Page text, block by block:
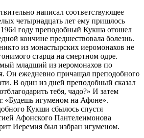
написал соответствующее
четырнадцать лет ему пришлось
году преподобный Кукша отошел
кончине предшествовала болезнь.
из монастырских иеромонахов не
старца на смертном одре.
младший из иеромонахов по
Он ежедневно причащал преподобного
В один из дней преподобный сказал
тебя, чадо?» И затем
«Будешь игуменом на Афоне».
Кукши сбылось спустя
Афонского Пантелеимонова
Иеремия был избран игуменом.